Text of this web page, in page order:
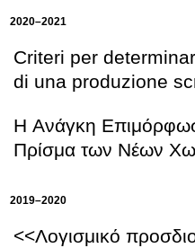
2020–2021
Criteri per
di una produzione
Η Ανάγκη
Πρίσμα των Νέων
2019–2020
<<Λογισμικό προσδιορισμού